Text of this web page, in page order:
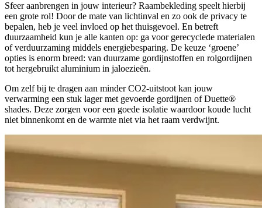
Sfeer aanbrengen in jouw interieur? Raambekleding speelt hierbij
een grote rol! Door de mate van lichtinval en zo ook de privacy te
bepalen, heb je veel invloed op het thuisgevoel. En betreft
duurzaamheid kun je alle kanten op: ga voor gerecyclede materialen
of verduurzaming middels energiebesparing. De keuze ‘groene’
opties is enorm breed: van duurzame gordijnstoffen en rolgordijnen
tot hergebruikt aluminium in jaloezieën.
Om zelf bij te dragen aan minder CO2-uitstoot kan jouw
verwarming een stuk lager met gevoerde gordijnen of Duette®
shades. Deze zorgen voor een goede isolatie waardoor koude lucht
niet binnenkomt en de warmte niet via het raam verdwijnt.